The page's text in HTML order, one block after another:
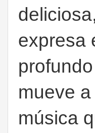
expresa
mueve
música